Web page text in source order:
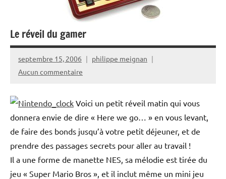
Le réveil du gamer
septembre 15, 2006
philippe meignan
Aucun commentaire
Voici un petit réveil matin qui vous
donnera envie de dire « Here we go… » en vous levant,
de faire des bonds jusqu’à votre petit déjeuner, et de
prendre des passages secrets pour aller au travail !
Il a une forme de manette NES, sa mélodie est tirée du
jeu « Super Mario Bros », et il inclut même un mini jeu